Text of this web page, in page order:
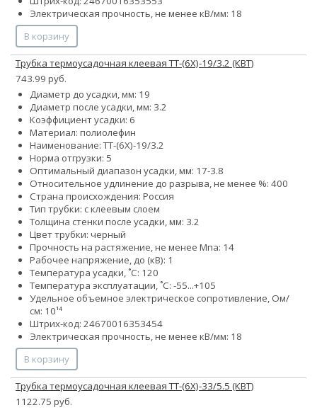
Электрическая прочность, не менее кВ/мм: 18
В корзину
Трубка термоусадочная клеевая ТТ-(6Х)-19/3.2 (КВТ)
743.99 руб.
Диаметр до усадки, мм: 19
Диаметр после усадки, мм: 3.2
Коэффициент усадки: 6
Материал: полиолефин
Наименование: ТТ-(6Х)-19/3.2
Норма отгрузки: 5
Оптимальный диапазон усадки, мм: 17-3.8
Относительное удлинение до разрыва, не менее %: 400
Страна происхождения: Россия
Тип трубки: с клеевым слоем
Толщина стенки после усадки, мм: 3.2
Цвет трубки: черный
Прочность на растяжение, не менее Мпа: 14
Рабочее напряжение, до (кВ): 1
Температура усадки, ˚С: 120
Температура эксплуатации, ˚С: -55...+105
Удельное объемное электрическое сопротивление, Ом/
см: 10¹⁴
Штрих-код: 24670016353454
Электрическая прочность, не менее кВ/мм: 18
В корзину
Трубка термоусадочная клеевая ТТ-(6Х)-33/5.5 (КВТ)
1122.75 руб.